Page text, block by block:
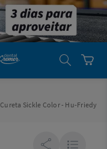
Cureta Sickle Color - Hu-Friedy